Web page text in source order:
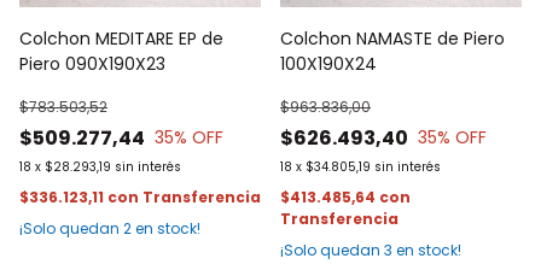
Colchon MEDITARE EP de
Piero 090X190X23
$509.277,44
$783.503,52
35% OFF
18 x $28.293,19 sin interés
$336.123,11 con
¡Solo quedan 2en stock!
Colchon NAMASTE de Piero
100X190X24
$626.493,40
$963.836,00
35% OFF
18 x $34.805,19 sin interés
$413.485,64 con
¡Solo quedan 3 en stock!